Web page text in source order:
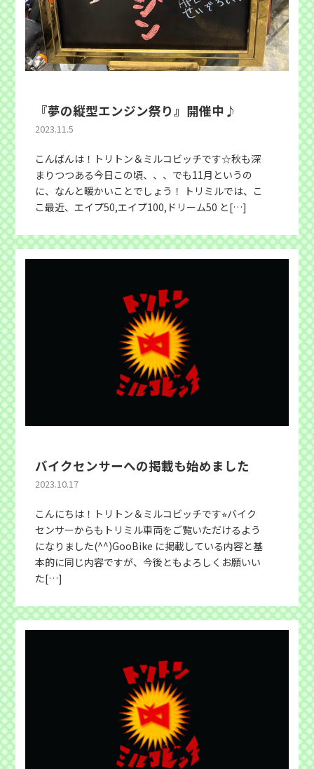
『夢の縦型エンジン祭り』開催中♪
2023.11.5
こんばんは！トリトン＆ミルコビッチです☆秋も深
まりつつある今日この頃、、、でも11月というの
に、なんと暖かいことでしょう！ トリミルでは、こ
こ最近、エイプ50,エイプ100,ドリーム50 と[…]
バイクセンサーへの掲載も始めました
2023.10.17
こんにちは！トリトン＆ミルコビッチです⭐︎バイク
センサーからもトリミル車両をご覧いただけるよう
になりました(^^)GooBike に掲載している内容と基
本的に同じ内容ですが、今後ともよろしくお願いい
た[…]